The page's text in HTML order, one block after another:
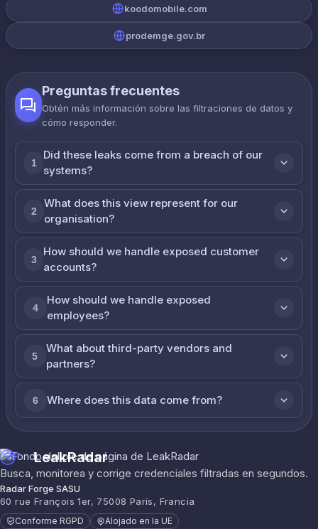
koodomobile.com
prodemge.gov.br
Preguntas frecuentes
Obtén más información sobre las filtraciones de datos y
cómo responder.
1
Did these leaks come from a breach of our
systems?
2
What does this view represent for our
organisation?
3
How should we handle exposed customer
accounts?
4
How should we handle exposed
employees?
5
What about third-party vendors and
partners?
6 Where does this data come from?
LeakRadar
Busca, monitorea y corrige credenciales filtradas en segundos.
Radar Forge SASU
60 rue François 1er, 75008 París, Francia
Conforme RGPD Alojado en la UE